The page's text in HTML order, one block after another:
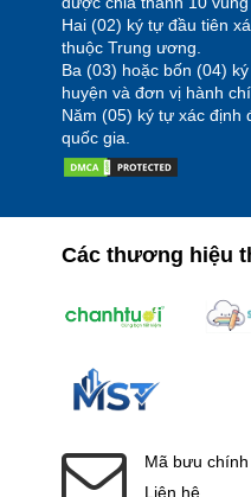
Hai (02) ký tự đầu tiên
thuộc Trung ương.
Ba (03) hoặc bốn (04)
huyện và đơn vị hành
Năm (05) ký tự xác định
quốc gia.
Các thương hiệu
Mã bưu
Liên hệ